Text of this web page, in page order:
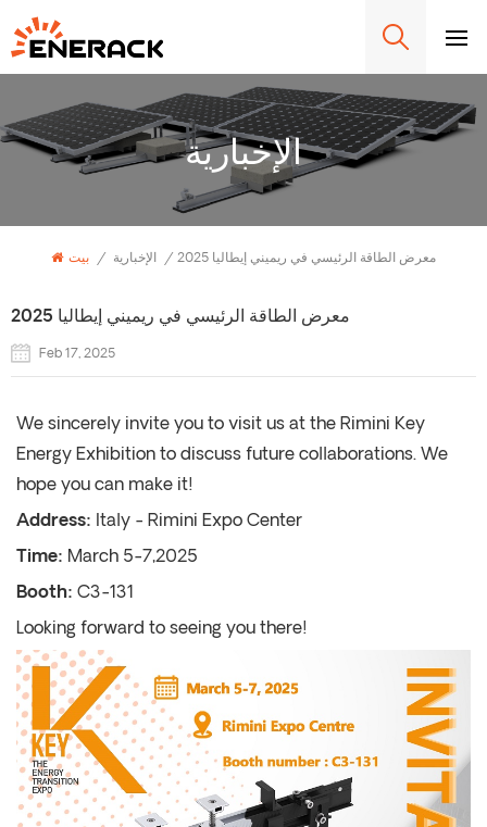
الإخبارية
بيت / الإخبارية / 2025 معرض الطاقة الرئيسي في ريميني إيطاليا
2025 معرض الطاقة الرئيسي في ريميني إيطاليا
Feb 17, 2025
We sincerely invite you to visit us at the Rimini Key
Energy Exhibition to discuss future collaborations. We
hope you can make it!
Address: Italy - Rimini Expo Center
Time: March 5-7,2025
Booth: C3-131
Looking forward to seeing you there!